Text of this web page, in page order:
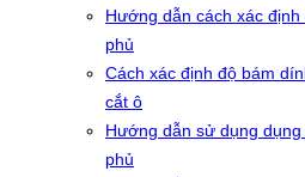
Hướng dẫn cách xác
phủ
Cách xác định độ bám
cắt ô
Hướng dẫn sử dụng
phủ